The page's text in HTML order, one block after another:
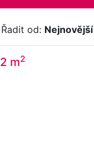
Řadit od: Nejnovější
m2